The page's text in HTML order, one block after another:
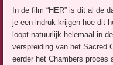
In de film “HER” is dit al de
je een indruk krijgen hoe dit
loopt natuurlijk helemaal in
verspreiding van het Sacred
eerder het Chambers proces